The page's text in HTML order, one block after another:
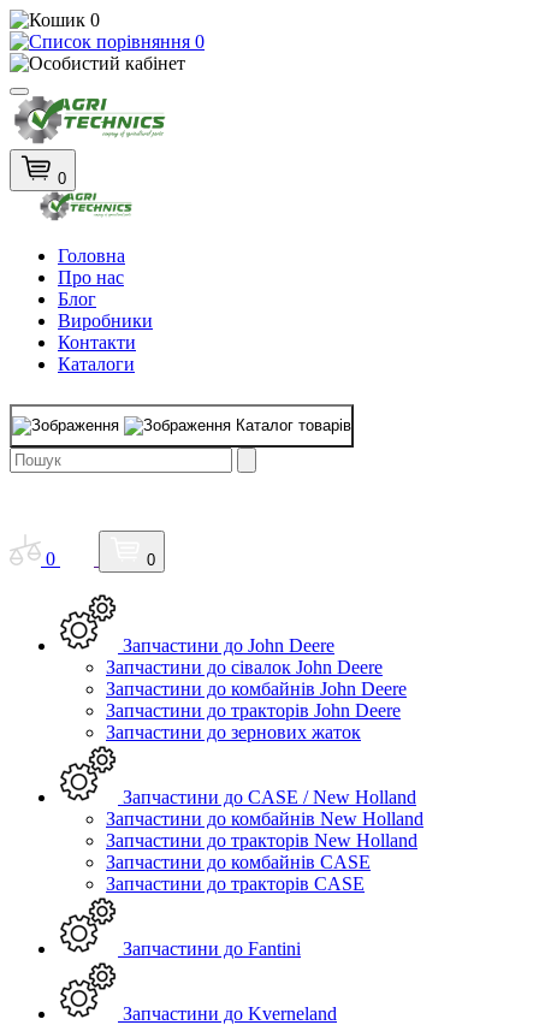
0
0
0
Головна
Про нас
Блог
Виробники
Контакти
Каталоги
Каталог товарів
0 0
Запчастини до John Deere
Запчастини до сівалок John Deere
Запчастини до комбайнів John Deere
Запчастини до тракторів John Deere
Запчастини до зернових жаток
Запчастини до CASE / New Holland
Запчастини до комбайнів New Holland
Запчастини до тракторів New Holland
Запчастини до комбайнів CASE
Запчастини до тракторів CASE
Запчастини до Fantini
Запчастини до Kverneland